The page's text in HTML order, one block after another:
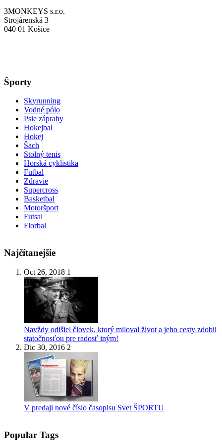
3MONKEYS s.r.o.
Strojárenská 3
040 01 Košice
Športy
Skyrunning
Vodné pólo
Psie záprahy
Hokejbal
Hokej
Šach
Stolný tenis
Horská cyklistika
Futbal
Zdravie
Supercross
Basketbal
Motoršport
Futsal
Florbal
Najčítanejšie
Oct 26, 2018 1
Navždy odišiel človek, ktorý miloval život a jeho cesty zdobil
statočnosťou pre radosť iným!
Dic 30, 2016 2
V predaji nové číslo časopisu Svet ŠPORTU
Popular Tags